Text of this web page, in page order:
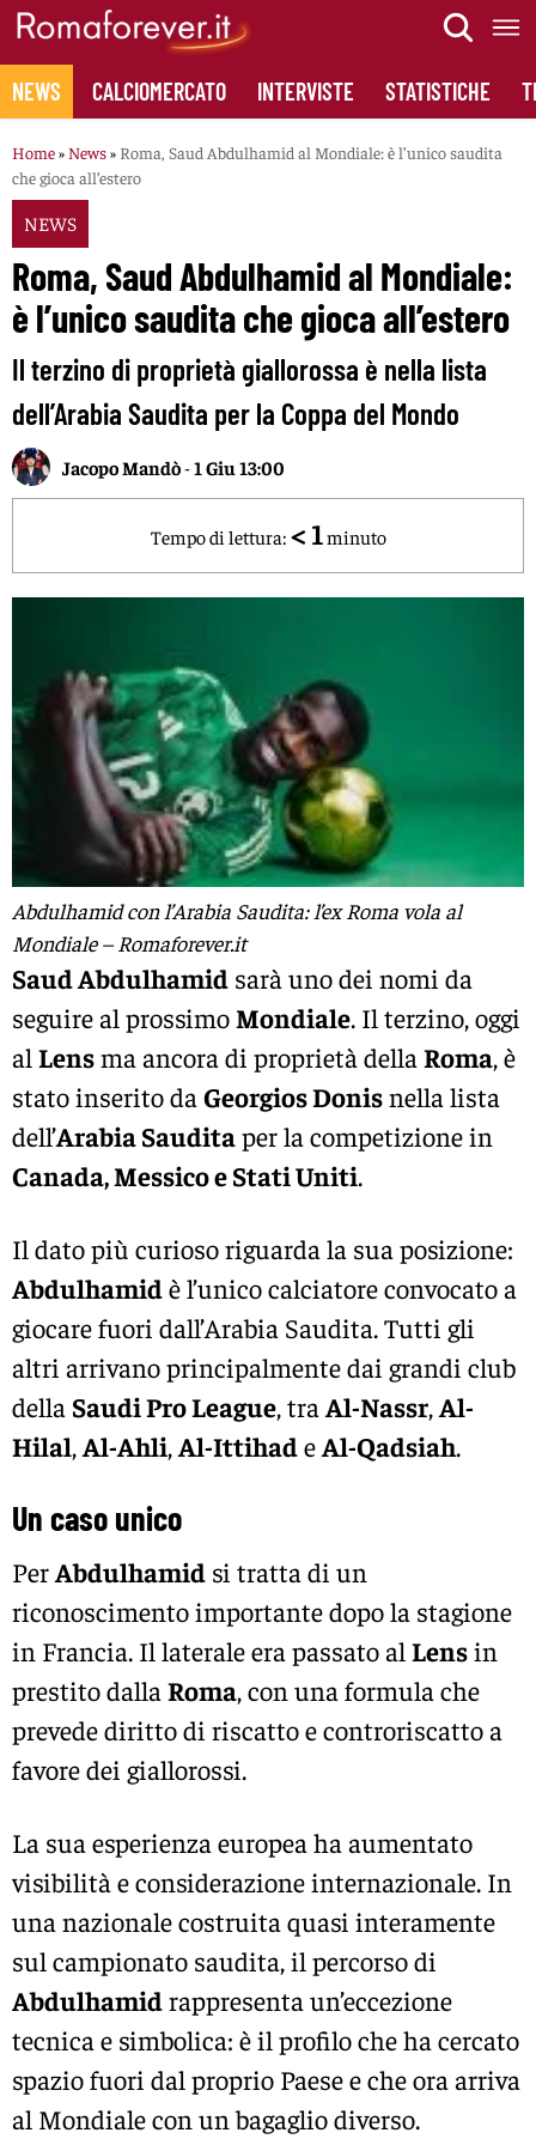
Skip
content
NEWS CALCIOMERCATO INTERVISTE STATISTICHE
Home» News» Roma, Saud Abdulhamid al Mondiale: è l’unico saudita
che gioca all’estero
NEWS
Roma, Saud Abdulhamid al Mondiale:
è l’unico saudita che gioca all’estero
Il terzino di proprietà giallorossa è nella lista
dell’Arabia Saudita per la Coppa del Mondo
Jacopo Mandò-1 Giu 13:00
Tempo di lettura: < 1 minuto
Abdulhamid con l’Arabia Saudita: l’ex Roma vola al
Mondiale – Romaforever.it
Saud Abdulhamid sarà uno dei nomi da
seguire al prossimo Mondiale. Il terzino, oggi
al Lensma ancora di proprietà della Roma, è
stato inserito da Georgios Donisnella lista
dell’Arabia Sauditaper la competizione in
Canada, Messico e Stati Uniti.
Il dato più curioso riguarda la sua posizione:
Abdulhamidè l’unico calciatore convocato a
giocare fuori dall’Arabia Saudita. Tutti gli
altri arrivano principalmente dai grandi club
della Saudi Pro League, tra Al-Nassr,Al-
Hilal,Al-Ahli,Al-IttihadeAl-Qadsiah.
Un caso unico
PerAbdulhamid si tratta di un
riconoscimento importante dopo la stagione
in Francia. Il laterale era passato al Lensin
prestito dalla Roma, con una formula che
prevede diritto di riscatto e controriscatto a
favore dei giallorossi.
La sua esperienza europea ha aumentato
visibilità e considerazione internazionale. In
una nazionale costruita quasi interamente
sul campionato saudita, il percorso di
Abdulhamidrappresenta un’eccezione
tecnica e simbolica: è il profilo che ha cercato
spazio fuori dal proprio Paese e che ora arriva
al Mondiale con un bagaglio diverso.